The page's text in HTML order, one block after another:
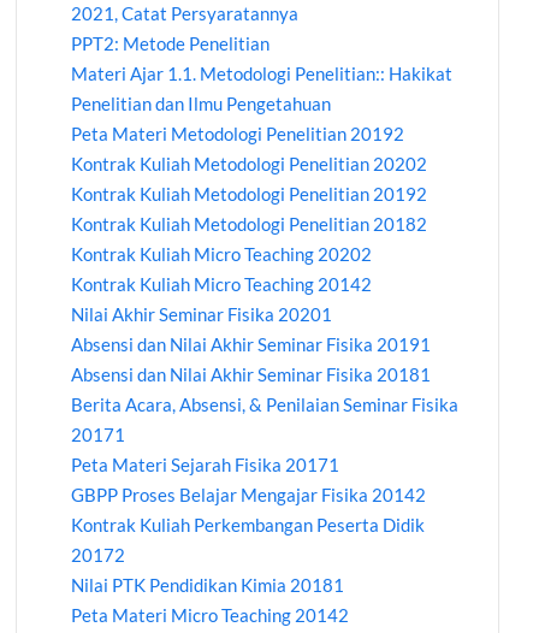
2021, Catat Persyaratannya
PPT2: Metode Penelitian
Materi Ajar 1.1. Metodologi Penelitian:: Hakikat
Penelitian dan Ilmu Pengetahuan
Peta Materi Metodologi Penelitian 20192
Kontrak Kuliah Metodologi Penelitian 20202
Kontrak Kuliah Metodologi Penelitian 20192
Kontrak Kuliah Metodologi Penelitian 20182
Kontrak Kuliah Micro Teaching 20202
Kontrak Kuliah Micro Teaching 20142
Nilai Akhir Seminar Fisika 20201
Absensi dan Nilai Akhir Seminar Fisika 20191
Absensi dan Nilai Akhir Seminar Fisika 20181
Berita Acara, Absensi, & Penilaian Seminar Fisika
20171
Peta Materi Sejarah Fisika 20171
GBPP Proses Belajar Mengajar Fisika 20142
Kontrak Kuliah Perkembangan Peserta Didik
20172
Nilai PTK Pendidikan Kimia 20181
Peta Materi Micro Teaching 20142